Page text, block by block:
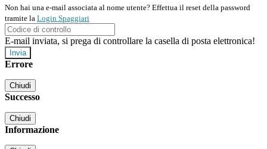
Non hai una e-mail associata al nome utente? Effettua il reset della password
tramite la Login Spaggiari
E-mail inviata, si prega di controllare la casella di posta elettronica!
Errore
Chiudi
Successo
Chiudi
Informazione